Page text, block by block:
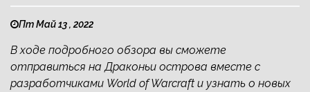
Пт Май 13 , 2022
В ходе подробного обзора вы сможете
отправиться на Драконьи острова вместе с
разработчиками World of Warcraft и узнать о новых